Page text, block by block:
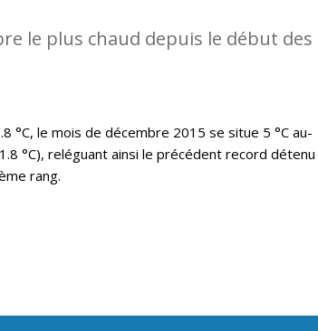
le plus chaud depuis le début des
°C, le mois de décembre 2015 se situe 5 °C au-
°C), reléguant ainsi le précédent record détenu
rang.